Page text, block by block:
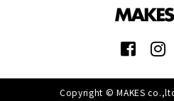
Copyright © MAKES